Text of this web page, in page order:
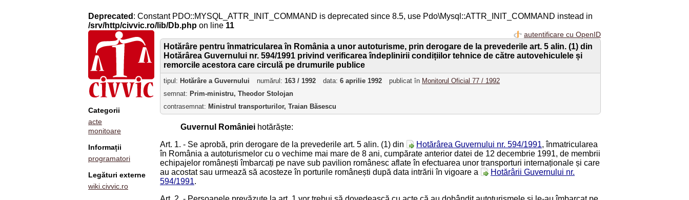
Deprecated : Constant PDO::MYSQL_ATTR_INIT_COMMAND is deprecated since 8.5, use Pdo\Mysql::ATTR_INIT_COMMAND instead in
/srv/http/civvic.ro/lib/Db.php on line 11
Categorii
acte
monitoare
Informații
programatori
Legături externe
wiki.civvic.ro
autentificare cu OpenID
Hotărâre pentru înmatricularea în România a unor autoturisme, prin derogare de la prevederile art. 5 alin. (1) din
Hotărârea Guvernului nr. 594/1991 privind verificarea îndeplinirii condițiilor tehnice de către autovehiculele și
remorcile acestora care circulă pe drumurile publice
tipul: Hotărâre a Guvernului numărul: 163 / 1992 data: 6 aprilie 1992 publicat în Monitorul Oficial 77 / 1992
semnat: Prim-ministru, Theodor Stolojan
contrasemnat: Ministrul transporturilor, Traian Băsescu
Guvernul României hotărăște:
Art. 1. - Se aprobă, prin derogare de la prevederile art. 5 alin. (1) din
Hotărârea Guvernului nr. 594/1991, înmatricularea
în România a autoturismelor cu o vechime mai mare de 8 ani, cumpărate anterior datei de 12 decembrie 1991, de membrii
echipajelor românești îmbarcați pe nave sub pavilion românesc aflate în efectuarea unor transporturi internaționale și care
au acostat sau urmează să acosteze în porturile românești după data intrării în vigoare a
Hotărârii Guvernului nr.
594/1991.